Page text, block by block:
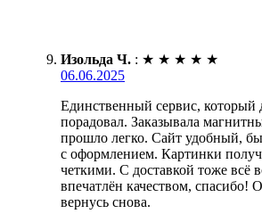
Изольда Ч. : ★ ★ ★ ★ ★
06.06.2025
Единственный сервис, который
порадовал. Заказывала
прошло легко. Сайт удобный,
с оформлением. Картинки
четкими. С доставкой тоже всё
впечатлён качеством, спасибо!
вернусь снова.